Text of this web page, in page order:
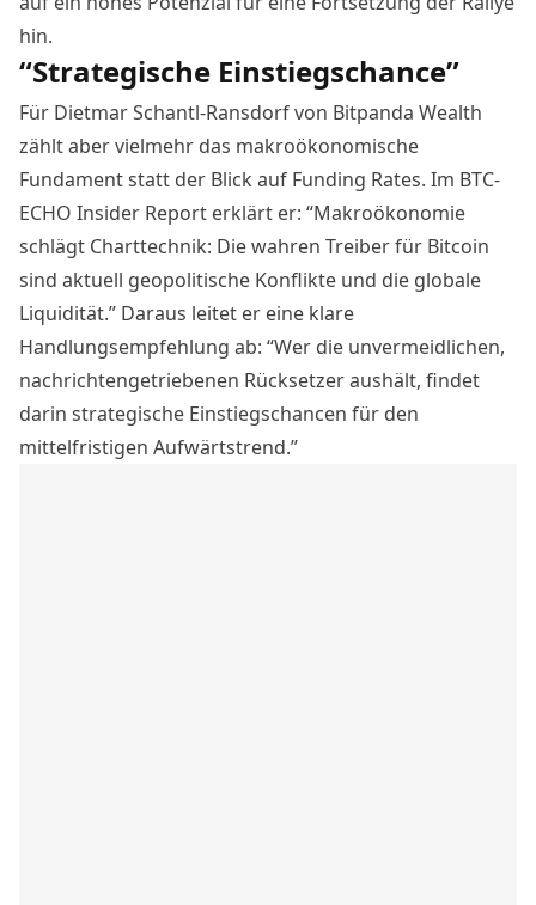
hin.
“Strategische Einstiegschance”
Für Dietmar Schantl-Ransdorf von Bitpanda Wealth
zählt aber vielmehr das makroökonomische
Fundament statt der Blick auf Funding Rates. Im BTC-
ECHO Insider Report erklärt er: “Makroökonomie
schlägt Charttechnik: Die wahren Treiber für Bitcoin
sind aktuell geopolitische Konflikte und die globale
Liquidität.” Daraus leitet er eine klare
Handlungsempfehlung ab: “Wer die unvermeidlichen,
nachrichtengetriebenen Rücksetzer aushält, findet
darin strategische Einstiegschancen für den
mittelfristigen Aufwärtstrend.”